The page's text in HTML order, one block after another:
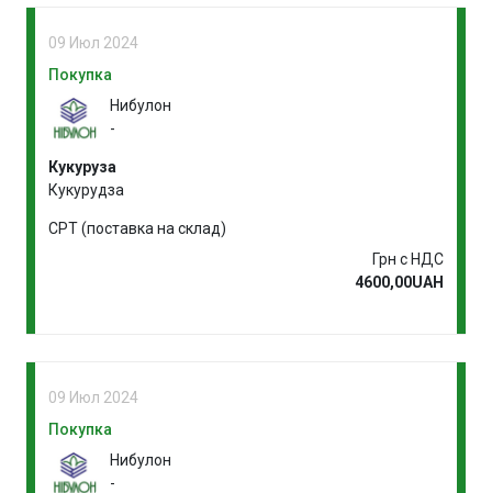
09 Июл 2024
Покупка
Нибулон
-
Кукуруза
Кукурудза
CPT (поставка на склад)
Грн с НДС
4600,00UAH
09 Июл 2024
Покупка
Нибулон
-